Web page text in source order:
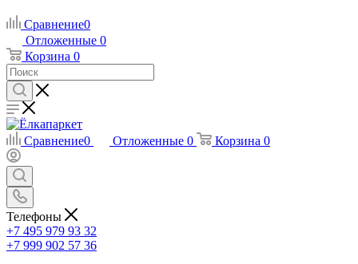
Сравнение0
Отложенные 0
Корзина 0
Сравнение0 Отложенные 0 Корзина 0
Телефоны
+7 495 979 93 32
+7 999 902 57 36